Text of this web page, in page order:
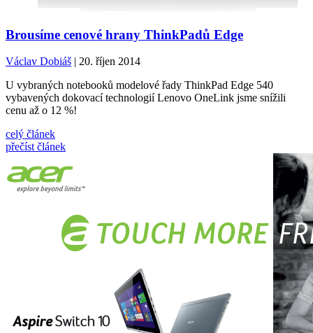
Brousíme cenové hrany ThinkPadů Edge
Václav Dobiáš | 20. říjen 2014
U vybraných notebooků modelové řady ThinkPad Edge 540
vybavených dokovací technologií Lenovo OneLink jsme snížili
cenu až o 12 %!
celý článek
přečíst článek